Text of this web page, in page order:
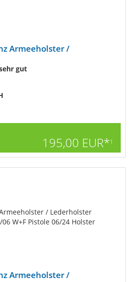
Armeeholster /
gut
195,00 EUR*1
Armeeholster /